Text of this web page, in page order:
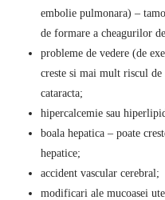
embolie pulmonara) –
de formare a cheagurilor
probleme de vedere (de
creste si mai mult riscul
cataracta;
hipercalcemie sau
boala hepatica – poate
hepatice;
accident vascular cerebral;
modificari ale mucoasei